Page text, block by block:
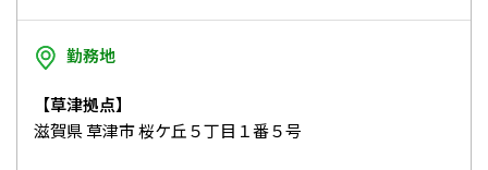
勤務地
【草津拠点】
滋賀県 草津市 桜ケ丘５丁目１番５号